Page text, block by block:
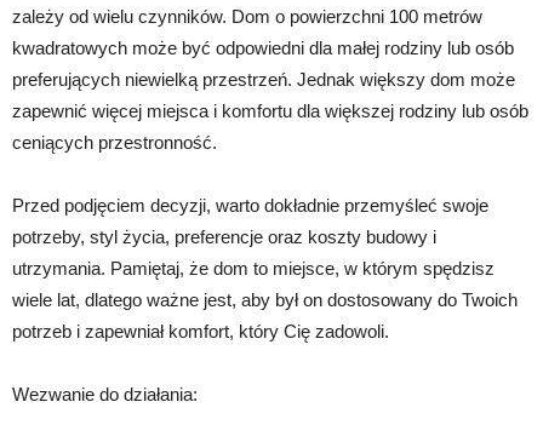
zależy od wielu czynników. Dom o powierzchni 100 metrów
kwadratowych może być odpowiedni dla małej rodziny lub osób
preferujących niewielką przestrzeń. Jednak większy dom może
zapewnić więcej miejsca i komfortu dla większej rodziny lub osób
ceniących przestronność.
Przed podjęciem decyzji, warto dokładnie przemyśleć swoje
potrzeby, styl życia, preferencje oraz koszty budowy i
utrzymania. Pamiętaj, że dom to miejsce, w którym spędzisz
wiele lat, dlatego ważne jest, aby był on dostosowany do Twoich
potrzeb i zapewniał komfort, który Cię zadowoli.
Wezwanie do działania: